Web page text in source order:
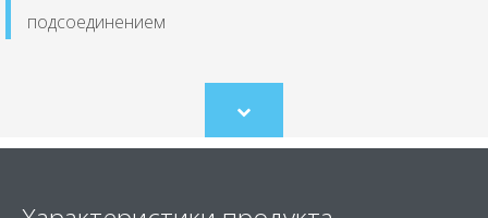
подсоединением
Scroll
to